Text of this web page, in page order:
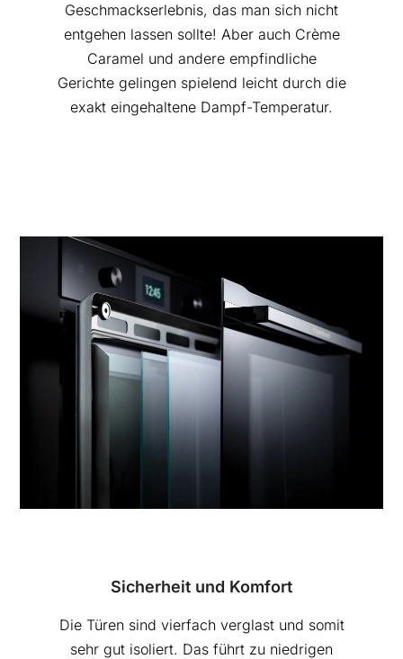
Geschmackserlebnis, das man sich nicht
entgehen lassen sollte! Aber auch Crème
Caramel und andere empfindliche
Gerichte gelingen spielend leicht durch die
exakt eingehaltene Dampf-Temperatur.
Sicherheit und Komfort
Die Türen sind vierfach verglast und somit
sehr gut isoliert. Das führt zu niedrigen